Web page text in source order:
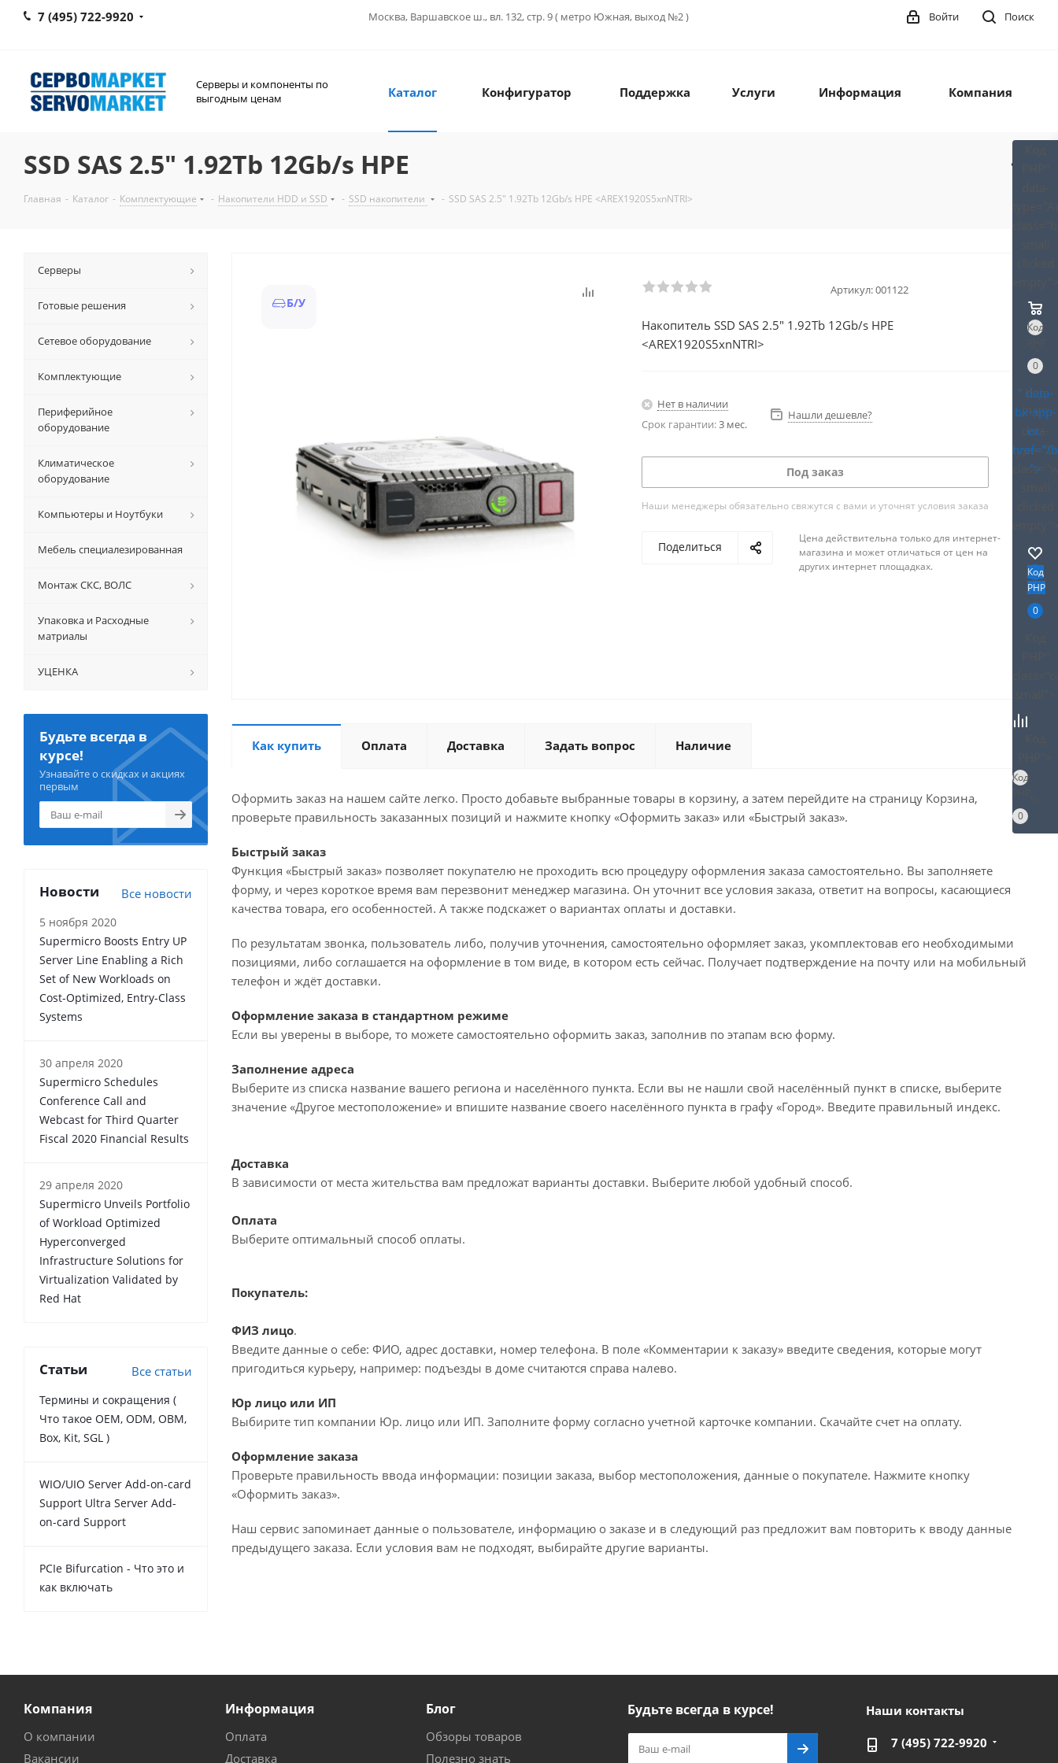
7 (495) 722-9920 Москва, Варшавское ш., вл. 132, стр. 9 ( метро Южная, выход №2 ) Поиск
Войти
Серверы и компоненты по
выгодным ценам
Каталог Конфигуратор Поддержка Услуги Информация Компания
SSD SAS 2.5" 1.92Tb 12Gb/s HPE
Главная - Каталог - Комплектующие - Накопители HDD и SSD - SSD накопители - SSD SAS 2.5" 1.92Tb 12Gb/s HPE <AREX1920S5xnNTRI>
Б/У
Артикул:001122
Накопитель SSD SAS 2.5" 1.92Tb 12Gb/s HPE
<AREX1920S5xnNTRI>
Нет в наличии
Срок гарантии:3 мес.
Нашли дешевле?
Под заказ
Наши менеджеры обязательно свяжутся с вами и уточнят условия заказа
Поделиться
Цена действительна только для интернет-
магазина и может отличаться от цен на
других интернет площадках.
Как купить Оплата Доставка Задать вопрос Наличие
Оформить заказ на нашем сайте легко. Просто добавьте выбранные товары в корзину, а затем перейдите на страницу Корзина,
проверьте правильность заказанных позиций и нажмите кнопку «Оформить заказ» или «Быстрый заказ».
Быстрый заказ
Функция «Быстрый заказ» позволяет покупателю не проходить всю процедуру оформления заказа самостоятельно. Вы заполняете
форму, и через короткое время вам перезвонит менеджер магазина. Он уточнит все условия заказа, ответит на вопросы, касающиеся
качества товара, его особенностей. А также подскажет о вариантах оплаты и доставки.
По результатам звонка, пользователь либо, получив уточнения, самостоятельно оформляет заказ, укомплектовав его необходимыми
позициями, либо соглашается на оформление в том виде, в котором есть сейчас. Получает подтверждение на почту или на мобильный
телефон и ждёт доставки.
Оформление заказа в стандартном режиме
Если вы уверены в выборе, то можете самостоятельно оформить заказ, заполнив по этапам всю форму.
Заполнение адреса
Выберите из списка название вашего региона и населённого пункта. Если вы не нашли свой населённый пункт в списке, выберите
значение «Другое местоположение» и впишите название своего населённого пункта в графу «Город». Введите правильный индекс.
Доставка
В зависимости от места жительства вам предложат варианты доставки. Выберите любой удобный способ.
Оплата
Выберите оптимальный способ оплаты.
Покупатель:
ФИЗ лицо.
Введите данные о себе: ФИО, адрес доставки, номер телефона. В поле «Комментарии к заказу» введите сведения, которые могут
пригодиться курьеру, например: подъезды в доме считаются справа налево.
Юр лицо или ИП
Выбирите тип компании Юр. лицо или ИП. Заполните форму согласно учетной карточке компании. Скачайте счет на оплату.
Оформление заказа
Проверьте правильность ввода информации: позиции заказа, выбор местоположения, данные о покупателе. Нажмите кнопку
«Оформить заказ».
Наш сервис запоминает данные о пользователе, информацию о заказе и в следующий раз предложит вам повторить к вводу данные
предыдущего заказа. Если условия вам не подходят, выбирайте другие варианты.
Серверы
Готовые решения
Сетевое оборудование
Комплектующие
Периферийное
оборудование
Климатическое
оборудование
Компьютеры и Ноутбуки
Мебель специалезированная
Монтаж СКС, ВОЛС
Упаковка и Расходные
матриалы
УЦЕНКА
Будьте всегда в
курсе!
Узнавайте о скидках и акциях
первым
Новости Все новости
5 ноября 2020
Supermicro Boosts Entry UP
Server Line Enabling a Rich
Set of New Workloads on
Cost-Optimized, Entry-Class
Systems
30 апреля 2020
Supermicro Schedules
Conference Call and
Webcast for Third Quarter
Fiscal 2020 Financial Results
29 апреля 2020
Supermicro Unveils Portfolio
of Workload Optimized
Hyperconverged
Infrastructure Solutions for
Virtualization Validated by
Red Hat
Статьи Все статьи
Термины и сокращения (
Что такое OEM, ODM, OBM,
Box, Kit, SGL )
WIO/UIO Server Add-on-card
Support Ultra Server Add-
on-card Support
PCIe Bifurcation - Что это и
как включать
Компания
О компании
Вакансии
Информация
Оплата
Доставка
Блог
Обзоры товаров
Полезно знать
Будьте всегда в курсе! Наши контакты
7 (495) 722-9920
Код
0
Код
PHP"
data-
" data-
bx-app-
ex-
href="/
">
Код
PHP
">
0
Код
0